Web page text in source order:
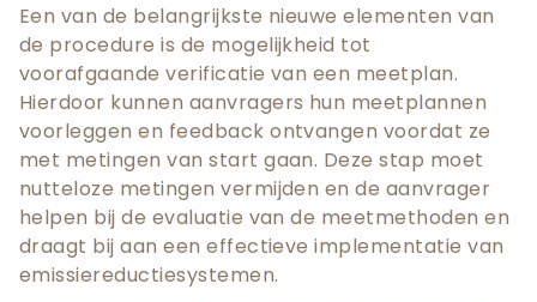
Een van de belangrijkste nieuwe elementen van
de procedure is de mogelijkheid tot
voorafgaande verificatie van een meetplan.
Hierdoor kunnen aanvragers hun meetplannen
voorleggen en feedback ontvangen voordat ze
met metingen van start gaan. Deze stap moet
nutteloze metingen vermijden en de aanvrager
helpen bij de evaluatie van de meetmethoden en
draagt bij aan een effectieve implementatie van
emissiereductiesystemen.